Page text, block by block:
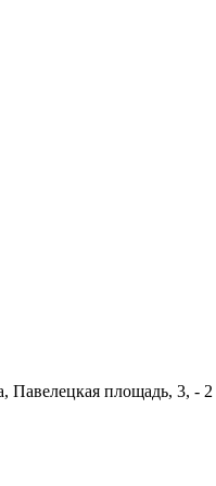
Павелецкая площадь, 3, - 2